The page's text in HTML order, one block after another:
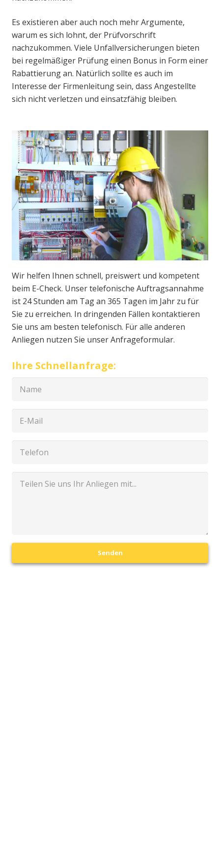
Es existieren aber auch noch mehr Argumente,
warum es sich lohnt, der Prüfvorschrift
nachzukommen. Viele Unfallversicherungen bieten
bei regelmäßiger Prüfung einen Bonus in Form einer
Rabattierung an. Natürlich sollte es auch im
Interesse der Firmenleitung sein, dass Angestellte
sich nicht verletzen und einsatzfähig bleiben.
Wir helfen Ihnen schnell, preiswert und kompetent
beim E-Check. Unser telefonische Auftragsannahme
ist 24 Stunden am Tag an 365 Tagen im Jahr zu für
Sie zu erreichen. In dringenden Fällen kontaktieren
Sie uns am besten telefonisch. Für alle anderen
Anliegen nutzen Sie unser Anfrageformular.
Ihre Schnellanfrage:
Senden